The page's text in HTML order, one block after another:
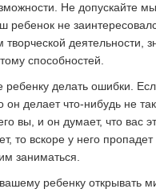
Не допускайте
ребенок не
деятельности,
способностей.
ребенку делать ошибки.
он делает что-нибудь не
вы, и он думает, что вас
то вскоре у него пропадет
заниматься.
ребенку открывать